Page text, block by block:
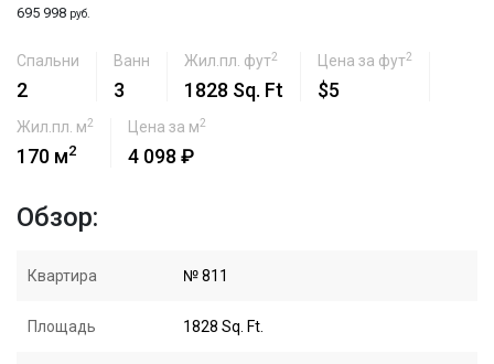
695 998 руб.
Спальни
2
Ванн
3
Жил.пл. фут2
1828 Sq. Ft
Цена за фут2
$5
Жил.пл. м2
170 м2
Цена за м2
4 098 ₽
Обзор:
Квартира № 811
Площадь 1828 Sq. Ft.